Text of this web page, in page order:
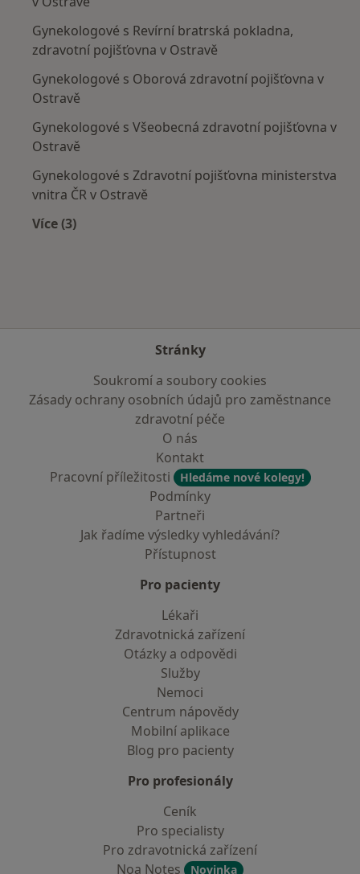
Gynekologové s Revírní bratrská pokladna,
zdravotní pojišťovna v Ostravě
Gynekologové s Oborová zdravotní pojišťovna v
Ostravě
Gynekologové s Všeobecná zdravotní pojišťovna v
Ostravě
Gynekologové s Zdravotní pojišťovna ministerstva
vnitra ČR v Ostravě
Více (3)
Stránky
Soukromí a soubory cookies
Zásady ochrany osobních údajů pro zaměstnance
zdravotní péče
O nás
Kontakt
Pracovní příležitosti
Hledáme nové kolegy!
Podmínky
Partneři
Jak řadíme výsledky vyhledávání?
Přístupnost
Pro pacienty
Lékaři
Zdravotnická zařízení
Otázky a odpovědi
Služby
Nemoci
Centrum nápovědy
Mobilní aplikace
Blog pro pacienty
Pro profesionály
Ceník
Pro specialisty
Pro zdravotnická zařízení
Noa Notes
Novinka